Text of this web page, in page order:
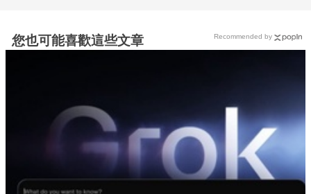
您也可能喜歡這些文章 Recommended by